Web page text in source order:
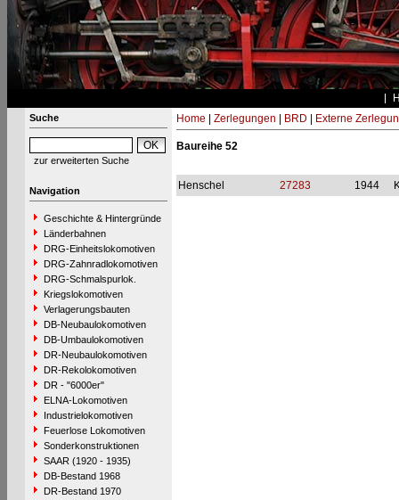
Suche
zur erweiterten Suche
Navigation
Geschichte & Hintergründe
Länderbahnen
DRG-Einheitslokomotiven
DRG-Zahnradlokomotiven
DRG-Schmalspurlok.
Kriegslokomotiven
Verlagerungsbauten
DB-Neubaulokomotiven
DB-Umbaulokomotiven
DR-Neubaulokomotiven
DR-Rekolokomotiven
DR - "6000er"
ELNA-Lokomotiven
Industrielokomotiven
Feuerlose Lokomotiven
Sonderkonstruktionen
SAAR (1920 - 1935)
DB-Bestand 1968
DR-Bestand 1970
Home Zerlegungen BRD Externe
Baureihe 52
Henschel 27283 1944